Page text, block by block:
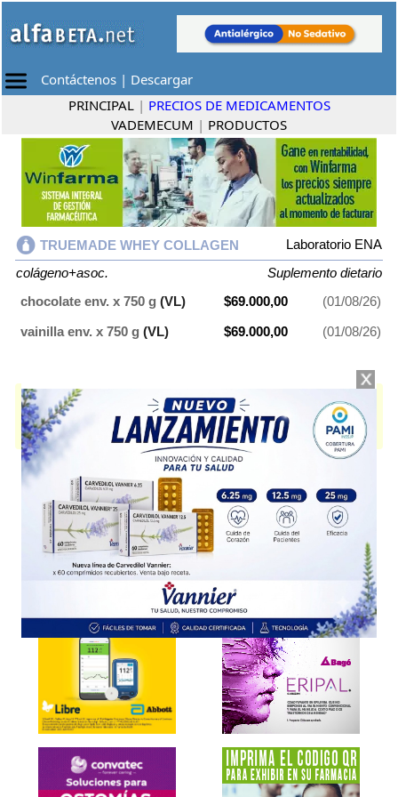
Contáctenos | Descargar
PRINCIPAL | PRECIOS DE MEDICAMENTOS
VADEMECUM | PRODUCTOS
TRUEMADE WHEY COLLAGEN
Laboratorio ENA
colágeno+asoc.
Suplemento dietario
chocolate env. x 750 g (VL) $69.000,00
(01/08/26)
vainilla env. x 750 g (VL) $69.000,00 (01/08/26)
TRUEMADE WHEY COLLAGENcontienecolágeno+asoc.
y se indica
comoSuplemento dietario. Es producido porLaboratorio ENA
y cuenta
con 2 presentaciones disponibles.
Explorar más
Otros productos concolágeno+asoc.
Otros productos deLaboratorio ENA